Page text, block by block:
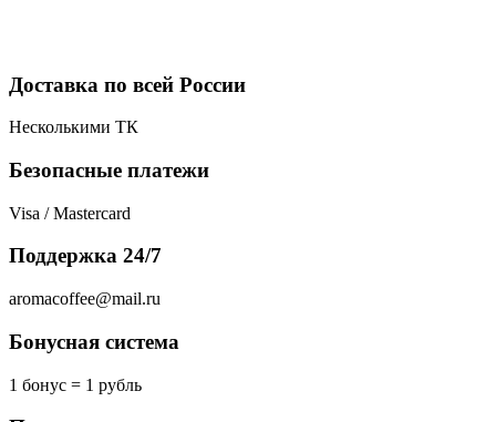
Доставка по всей России
Несколькими ТК
Безопасные платежи
Visa / Mastercard
Поддержка 24/7
aromacoffee@mail.ru
Бонусная система
1 бонус = 1 рубль